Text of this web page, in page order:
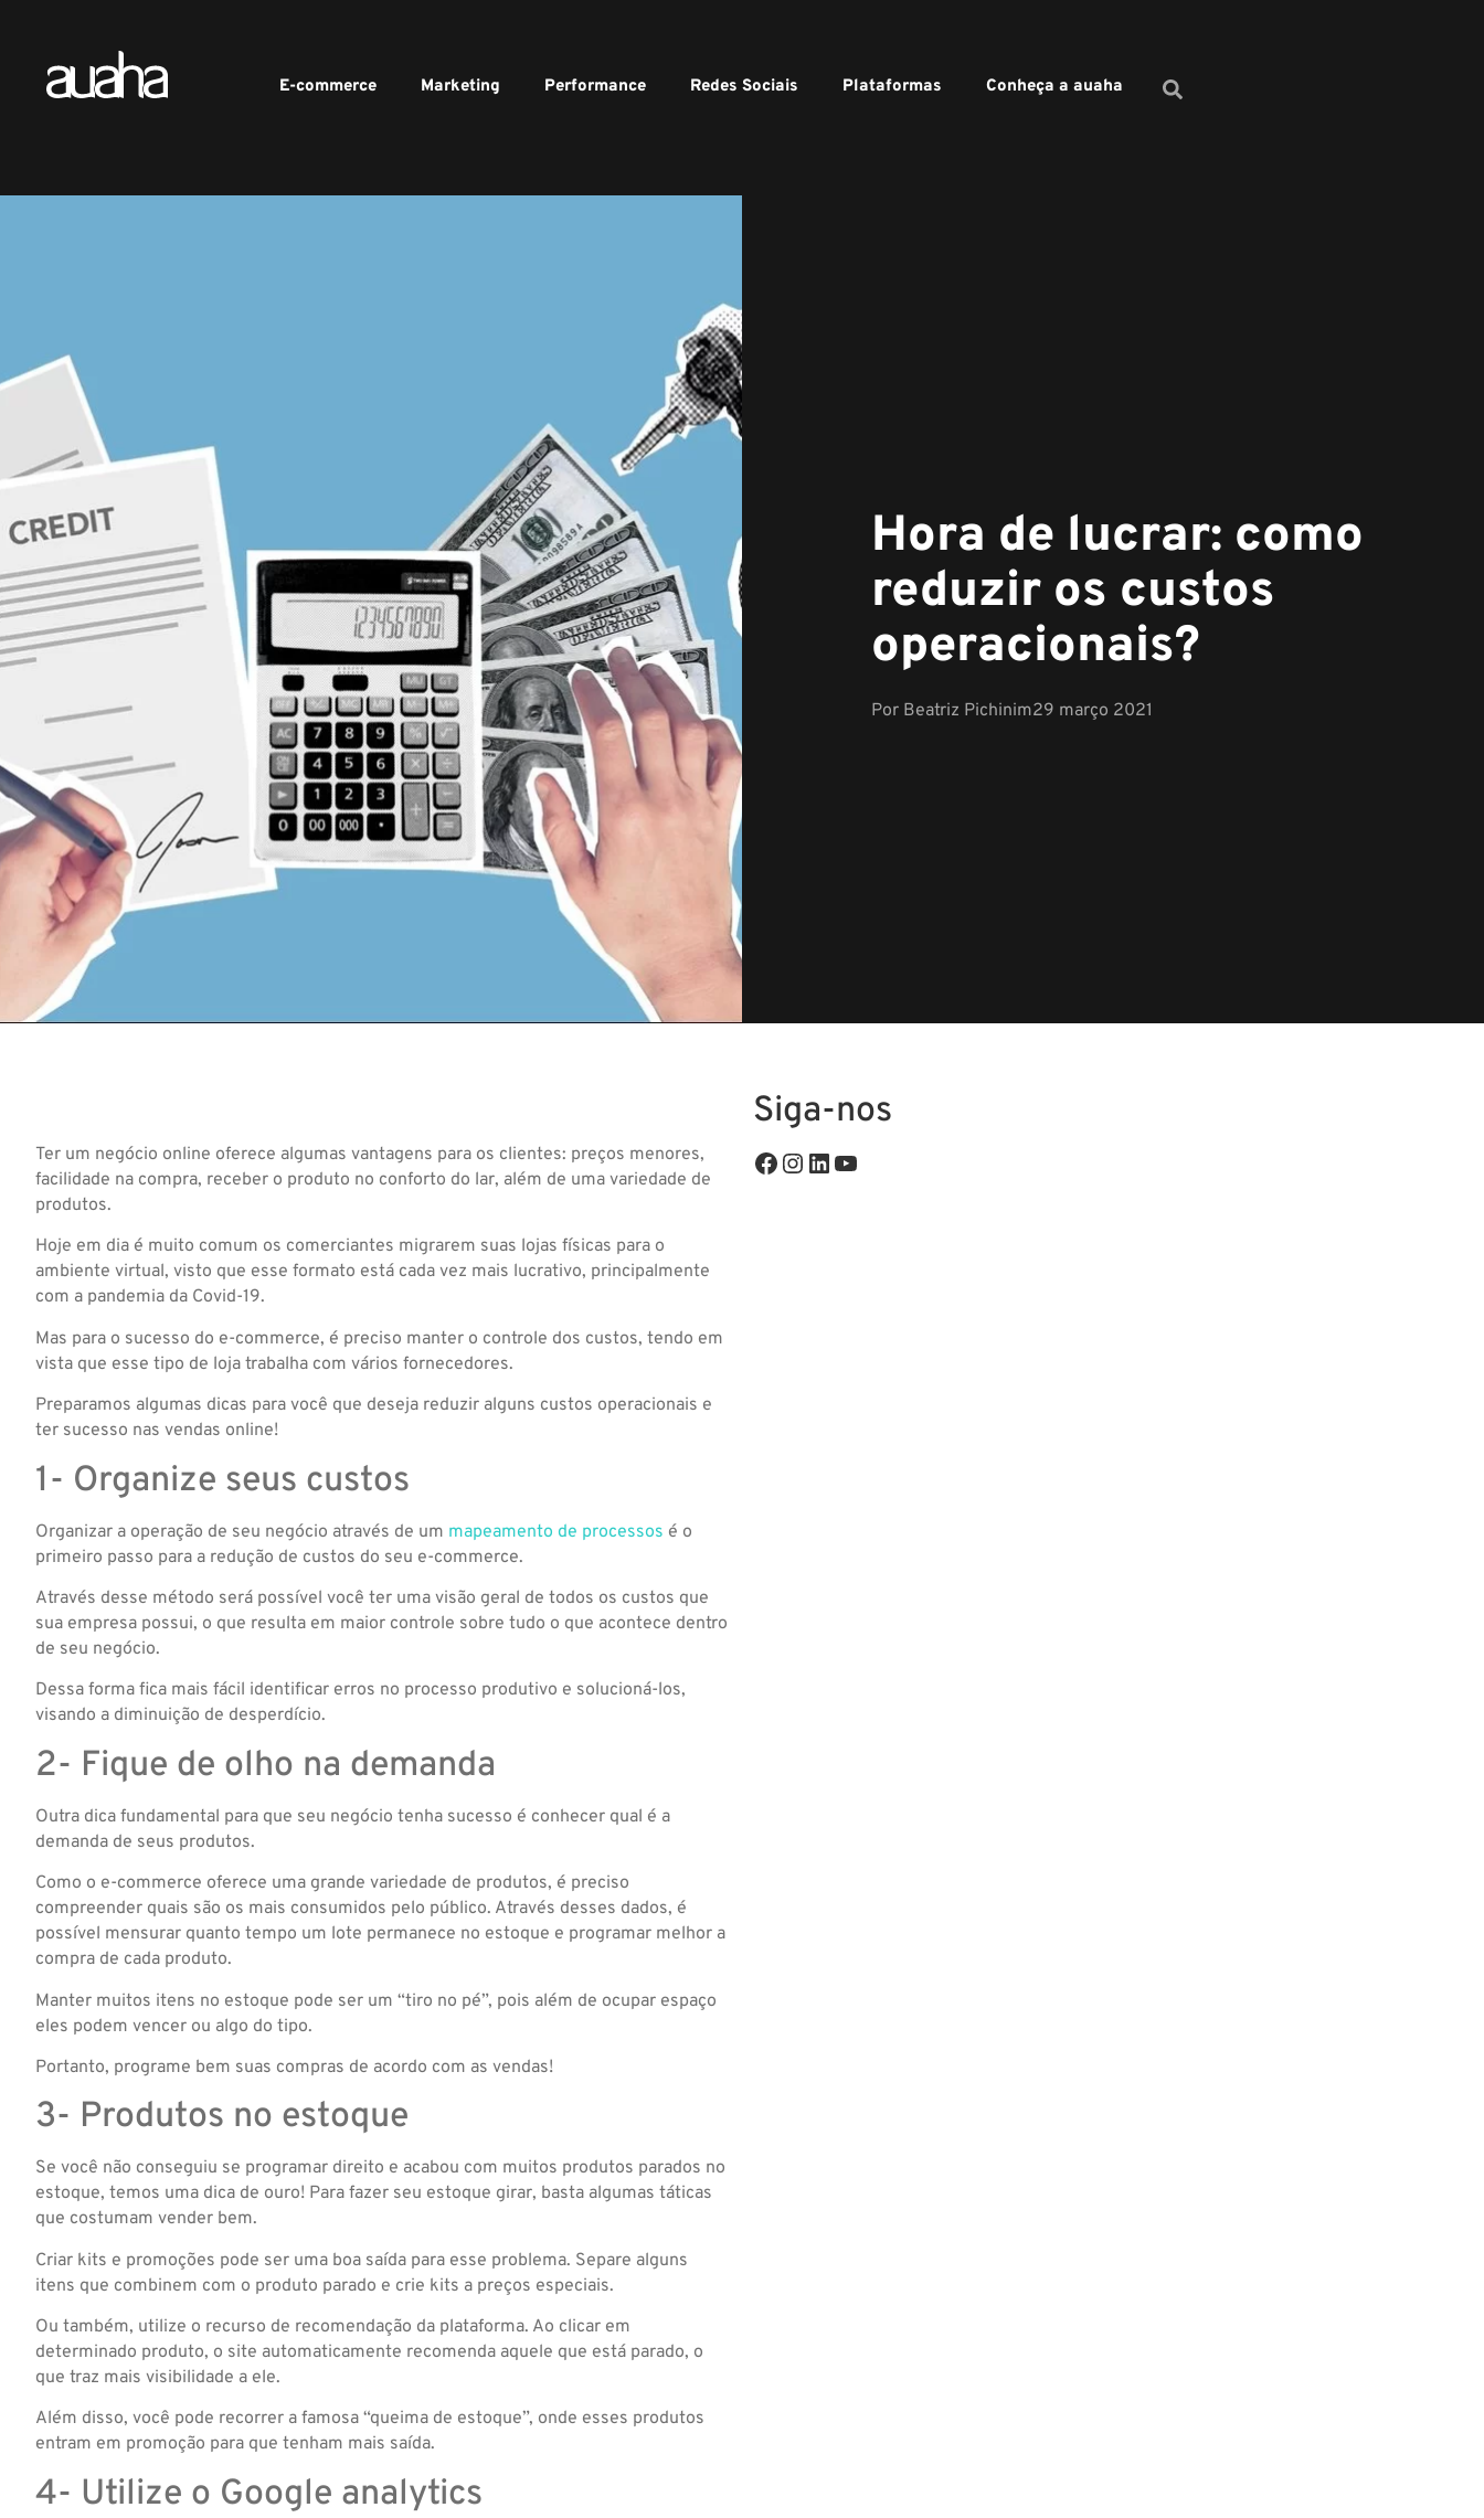
E-commerce Marketing Performance Redes Sociais Plataformas Conheça a auaha
Hora de lucrar: como
reduzir os custos
operacionais?
Por Beatriz Pichinim29 março 2021
Ter um negócio online oferece algumas vantagens para os clientes: preços menores,
facilidade na compra, receber o produto no conforto do lar, além de uma variedade de
produtos.
Hoje em dia é muito comum os comerciantes migrarem suas lojas físicas para o
ambiente virtual, visto que esse formato está cada vez mais lucrativo, principalmente
com a pandemia da Covid-19.
Mas para o sucesso do e-commerce, é preciso manter o controle dos custos, tendo em
vista que esse tipo de loja trabalha com vários fornecedores.
Preparamos algumas dicas para você que deseja reduzir alguns custos operacionais e
ter sucesso nas vendas online!
1- Organize seus custos
Organizar a operação de seu negócio através de um mapeamento de processos é o
primeiro passo para a redução de custos do seu e-commerce.
Através desse método será possível você ter uma visão geral de todos os custos que
sua empresa possui, o que resulta em maior controle sobre tudo o que acontece dentro
de seu negócio.
Dessa forma fica mais fácil identificar erros no processo produtivo e solucioná-los,
visando a diminuição de desperdício.
2- Fique de olho na demanda
Outra dica fundamental para que seu negócio tenha sucesso é conhecer qual é a
demanda de seus produtos.
Como o e-commerce oferece uma grande variedade de produtos, é preciso
compreender quais são os mais consumidos pelo público. Através desses dados, é
possível mensurar quanto tempo um lote permanece no estoque e programar melhor a
compra de cada produto.
Manter muitos itens no estoque pode ser um “tiro no pé”, pois além de ocupar espaço
eles podem vencer ou algo do tipo.
Portanto, programe bem suas compras de acordo com as vendas!
3- Produtos no estoque
Se você não conseguiu se programar direito e acabou com muitos produtos parados no
estoque, temos uma dica de ouro! Para fazer seu estoque girar, basta algumas táticas
que costumam vender bem.
Criar kits e promoções pode ser uma boa saída para esse problema. Separe alguns
itens que combinem com o produto parado e crie kits a preços especiais.
Ou também, utilize o recurso de recomendação da plataforma. Ao clicar em
determinado produto, o site automaticamente recomenda aquele que está parado, o
que traz mais visibilidade a ele.
Além disso, você pode recorrer a famosa “queima de estoque”, onde esses produtos
entram em promoção para que tenham mais saída.
4- Utilize o Google analytics
Siga-nos